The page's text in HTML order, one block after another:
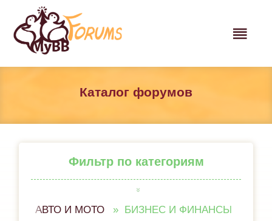
Каталог форумов
Фильтр по категориям
АВТО И МОТО БИЗНЕС И ФИНАНСЫ